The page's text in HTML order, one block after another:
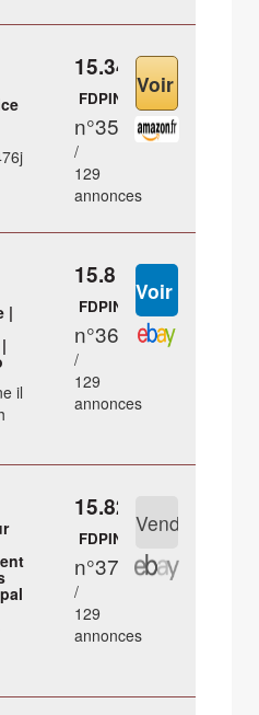
15.34 €
FDPIN
n°35
/
129
annonces
|
il
15.8 €
FDPIN
n°36
/
129
annonces
15.82 €
FDPIN
n°37
/
129
annonces